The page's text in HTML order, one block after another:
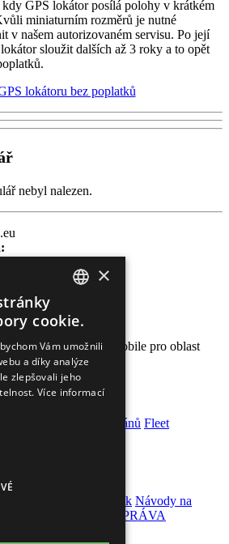
kdy GPS lokátor posílá polohy v krátkém
miniaturním rozměrů je nutné
v našem autorizovaném servisu. Po její
sloužit dalších až 3 roky a to opět
lokátoru bez poplatků
nebyl nalezen.
partnerem firmy T-Mobile pro oblast
roku 2003.
sledování lodí a veteránů Fleet
Ceník Návody na
PODMÍNKY
SPRÁVA
GERMAN
×
cookie.
Vám umožnili
a díky analýze
zlepšovali jeho
Více informací